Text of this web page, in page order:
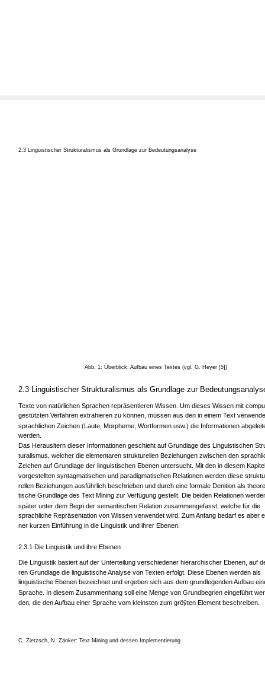
2.3 Linguistischer Strukturalismus als Grundlage zur Bedeutungsanalyse
Abb. 1: Überblick: Aufbau eines Textes (vgl. G. Heyer [5])
2.3 Linguistischer Strukturalismus als Grundlage zur
Texte von natürlichen Sprachen repräsentieren Wissen. Um dieses Wissen mit
gestützten Verfahren extrahieren zu können, müssen aus den in einem Text
sprachlichen Zeichen (Laute, Morpheme, Wortformen usw.) die Informationen
werden.
Das Herausltern dieser Informationen geschieht auf Grundlage des Linguistischen
turalismus, welcher die elementaren strukturellen Beziehungen zwischen den
Zeichen auf Grundlage der linguistischen Ebenen untersucht. Mit den in diesem Kapitel
vorgestellten syntagmatischen und paradigmatischen Relationen werden diese
rellen Beziehungen ausführlich beschrieben und durch eine formale Denition als
tische Grundlage des Text Mining zur Verfügung gestellt. Die beiden Relationen
später unter dem Begri der semantischen Relation zusammengefasst, welche für die
sprachliche Repräsentation von Wissen verwendet wird. Zum Anfang bedarf es aber
ner kurzen Einführung in die Linguistik und ihrer Ebenen.
2.3.1 Die Linguistik und ihre Ebenen
Die Linguistik basiert auf der Unterteilung verschiedener hierarchischer Ebenen, auf
ren Grundlage die linguistische Analyse von Texten erfolgt. Diese Ebenen werden als
linguistische Ebenen bezeichnet und ergeben sich aus dem grundlegenden Aufbau
Sprache. In diesem Zusammenhang soll eine Menge von Grundbegrien eingeführt
den, die den Aufbau einer Sprache vom kleinsten zum gröÿten Element beschreiben.
C. Zietzsch, N. Zänker: Text Mining und dessen Implementierung